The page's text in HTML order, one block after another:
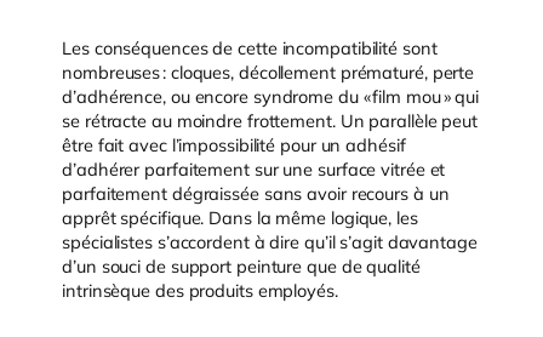
Les conséquences de cette incompatibilité sont
nombreuses : cloques, décollement prématuré, perte
d’adhérence, ou encore syndrome du « film mou » qui
se rétracte au moindre frottement. Un parallèle peut
être fait avec l’impossibilité pour un adhésif
d’adhérer parfaitement sur une surface vitrée et
parfaitement dégraissée sans avoir recours à un
apprêt spécifique. Dans la même logique, les
spécialistes s’accordent à dire qu’il s’agit davantage
d’un souci de support peinture que de qualité
intrinsèque des produits employés.